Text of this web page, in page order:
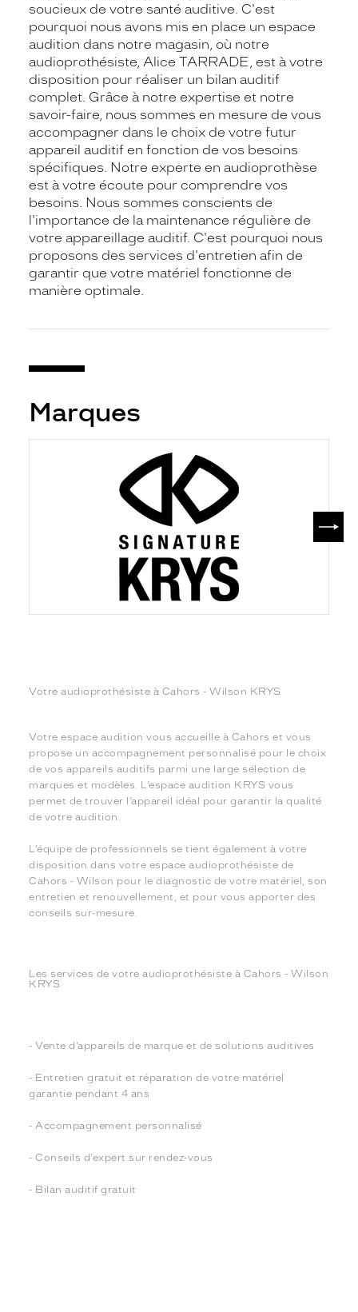
soucieux de votre santé auditive. C'est
pourquoi nous avons mis en place un espace
audition dans notre magasin, où notre
audioprothésiste, Alice TARRADE, est à votre
disposition pour réaliser un bilan auditif
complet. Grâce à notre expertise et notre
savoir-faire, nous sommes en mesure de vous
accompagner dans le choix de votre futur
appareil auditif en fonction de vos besoins
spécifiques. Notre experte en audioprothèse
est à votre écoute pour comprendre vos
besoins. Nous sommes conscients de
l'importance de la maintenance régulière de
votre appareillage auditif. C'est pourquoi nous
proposons des services d'entretien afin de
garantir que votre matériel fonctionne de
manière optimale.
Marques
Votre audioprothésiste à Cahors - Wilson KRYS
Votre espace audition vous accueille à Cahors et vous
propose un accompagnement personnalisé pour le choix
de vos appareils auditifs parmi une large sélection de
marques et modèles. L’espace audition KRYS vous
permet de trouver l’appareil idéal pour garantir la qualité
de votre audition.
L’équipe de professionnels se tient également à votre
disposition dans votre espace audioprothésiste de
Cahors - Wilson pour le diagnostic de votre matériel, son
entretien et renouvellement, et pour vous apporter des
conseils sur-mesure.
Les services de votre audioprothésiste à Cahors - Wilson
KRYS
- Vente d’appareils de marque et de solutions auditives
- Entretien gratuit et réparation de votre matériel
garantie pendant 4 ans
- Accompagnement personnalisé
- Conseils d’expert sur rendez-vous
- Bilan auditif gratuit